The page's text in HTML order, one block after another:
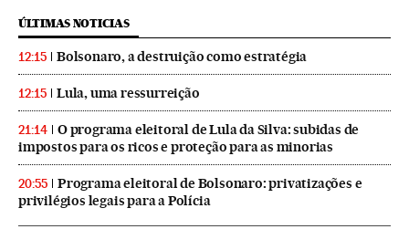
ÚLTIMAS NOTICIAS
12:15 Bolsonaro, a destruição como estratégia
12:15 Lula, uma ressurreição
21:14
O programa eleitoral de Lula da Silva: subidas de
impostos para os ricos e proteção para as minorias
20:55
Programa eleitoral de Bolsonaro: privatizações e
privilégios legais para a Polícia